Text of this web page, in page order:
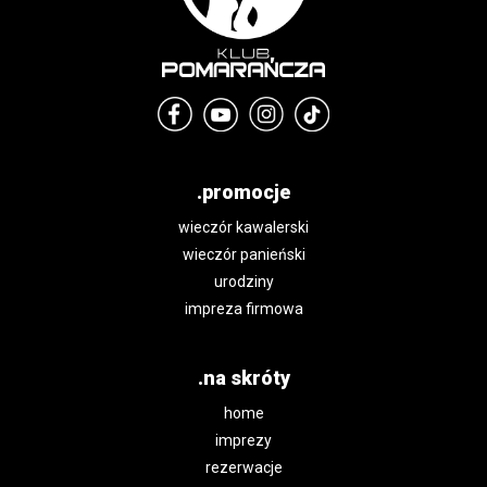
.promocje
wieczór kawalerski
wieczór panieński
urodziny
impreza firmowa
.na skróty
home
imprezy
rezerwacje